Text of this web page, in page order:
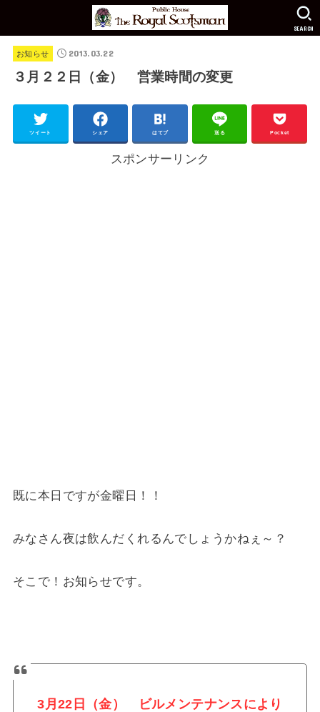
SEARCH
お知らせ 2013.03.22
３月２２日（金） 営業時間の変更
ツイート シェア はてブ 送る Pocket
スポンサーリンク
既に本日ですが金曜日！！
みなさん夜は飲んだくれるんでしょうかねぇ～？
そこで！お知らせです。
3月22日（金） ビルメンテナンスにより